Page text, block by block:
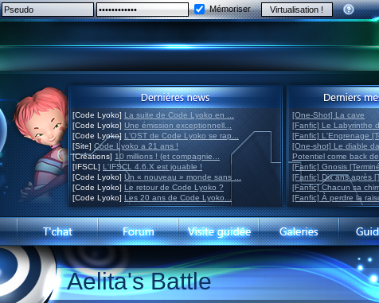
Mémoriser
[Code Lyoko] La suite de Code Lyoko en ...
[Code Lyoko] Une émission exceptionnell...
[Code Lyoko] L'OST de Code Lyoko se rap...
[Site] Code Lyoko a 21 ans !
[Créations] 10 millions ! (et compagnie...
[IFSCL] L'IFSCL 4.6.X est jouable !
[Code Lyoko] Un « nouveau » monde sans ...
[Code Lyoko] Le retour de Code Lyoko ?
[Code Lyoko] Les 20 ans de Code Lyoko...
[One-Shot] La cave
[Fanfic] Le Labyrinthe
[Fanfic] L'Engrenage
[One-shot] Le diable
Potentiel come back
[Fanfic] Gnosis
[Fanfic] Dix ans après
[Fanfic] Chacun sa
[Fanfic] À perdre la
Aelita's Battle